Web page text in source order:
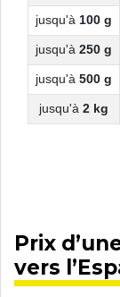
jusqu'à 100 g
jusqu'à 250 g
jusqu'à 500 g
jusqu'à 2 kg
Prix
vers